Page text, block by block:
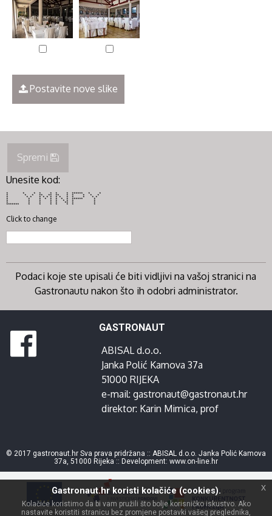
Postavite nove slike
Spremi
Unesite kod:
* * * * * * * ****** * *
* * * ** ** ** * * * * *
* * * * * * * * * * * * * *
* * * * * * * * ****** *
* * * * * * * * *
* * * * * ** * *
******* * * * * * * *
Click to change
Podaci koje ste upisali će biti vidljivi na vašoj stranici na
Gastronautu nakon što ih odobri administrator.
GASTRONAUT
ABISAL d.o.o.
Janka Polić Kamova 37a
51000 RIJEKA
e-mail: gastronaut@gastronaut.hr
direktor: Karin Mimica, prof
© 2017 gastronaut.hr Sva prava pridržana :: ABISAL d.o.o. Janka Polić Kamova
37a, 51000 Rijeka :: Development: www.on-line.hr
Gastronaut.hr koristi kolačiće (cookies).
Kolačiće koristimo da bi vam pružili što bolje korisničko iskustvo. Ako
nastavite koristiti stranicu bez promjene postavki vašeg preglednika,
x